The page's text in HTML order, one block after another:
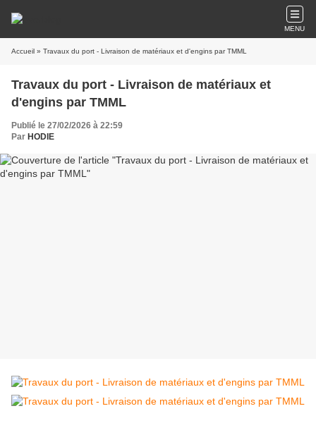
MENU
Accueil » Travaux du port - Livraison de matériaux et d'engins par TMML
Travaux du port - Livraison de matériaux et
d'engins par TMML
Publié le 27/02/2026 à 22:59
Par HODIE